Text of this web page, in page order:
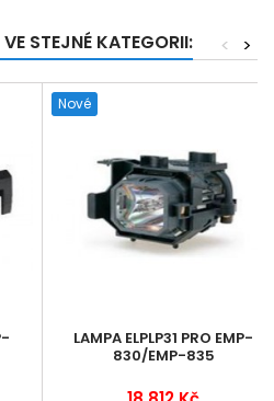
STEJNÉ KATEGORII: >
<
Nové
LAMPA ELPLP31 PRO EMP-
830/EMP-835